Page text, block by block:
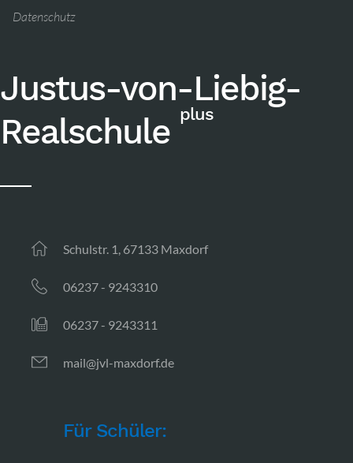
Datenschutz
Justus-von-Liebig-
Realschule plus
Schulstr. 1, 67133 Maxdorf
06237 - 9243310
06237 - 9243311
mail@jvl-maxdorf.de
Für Schüler: